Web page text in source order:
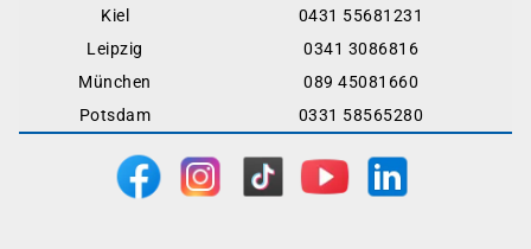
Kiel
0431 55681231
Leipzig
0341 3086816
München
089 45081660
Potsdam
0331 58565280